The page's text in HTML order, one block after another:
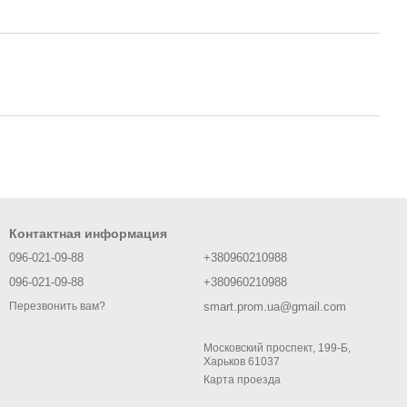
Контактная информация
096-021-09-88
096-021-09-88
Перезвонить вам?
+380960210988
+380960210988
smart.prom.ua@gmail.com
Московский проспект, 199-Б,
Харьков 61037
Карта проезда